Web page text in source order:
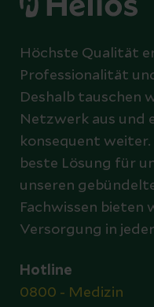
Höchste Qualität
Professionalität
Deshalb tauschen
Netzwerk aus und
konsequent
beste Lösung für
unseren
Fachwissen bieten
Versorgung in
Hotline
0800 - Medizin